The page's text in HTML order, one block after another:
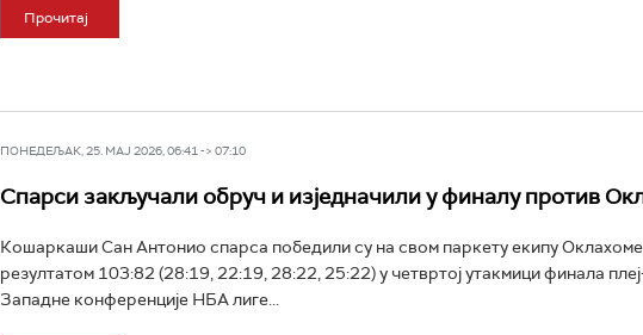
Прочитај
ПОНЕДЕЉАК, 25. МАЈ 2026, 06:41 -> 07:10
Спарси закључали обруч и изједначили у финалу против
Кошаркаши Сан Антонио спарса победили су на свом паркету екипу Оклахоме
резултатом 103:82 (28:19, 22:19, 28:22, 25:22) у четвртој утакмици финала
Западне конференције НБА лиге...